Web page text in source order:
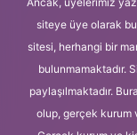
siteye üye olarak
sitesi, herhangi bir
bulunmamaktadır.
paylaşılmaktadır.
olup, gerçek kurum